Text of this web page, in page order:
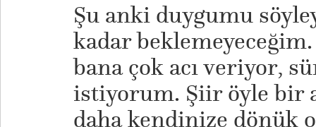
Şu anki duygumu
kadar
bana çok acı veriyor,
istiyorum. Şiir öyle bir
daha kendinize dönük